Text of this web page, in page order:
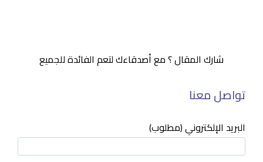
شارك المقال ؟ مع أصدقاءك لتعم الفائدة للجميع
تواصل معنا
البريد الإلكتروني (مطلوب)